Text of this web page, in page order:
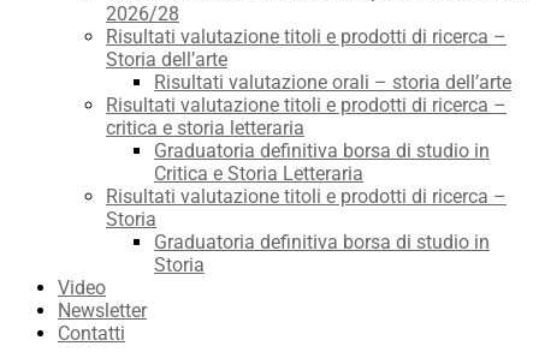
2026/28
Risultati valutazione titoli e prodotti di ricerca –
Storia dell’arte
Risultati valutazione orali – storia dell’arte
Risultati valutazione titoli e prodotti di ricerca –
critica e storia letteraria
Graduatoria definitiva borsa di studio in
Critica e Storia Letteraria
Risultati valutazione titoli e prodotti di ricerca –
Storia
Graduatoria definitiva borsa di studio in
Storia
Video
Newsletter
Contatti